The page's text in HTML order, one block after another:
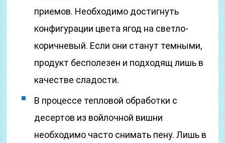
приемов. Необходимо достигнуть
конфигурации цвета ягод на светло-
коричневый. Если они станут темными,
продукт бесполезен и подходящ лишь в
качестве сладости.
В процессе тепловой обработки с
десертов из войлочной вишни
необходимо часто снимать пену. Лишь в